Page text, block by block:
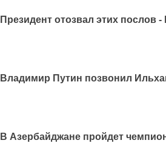
Президент отозвал этих послов
Владимир Путин позвонил
В Азербайджане пройдет